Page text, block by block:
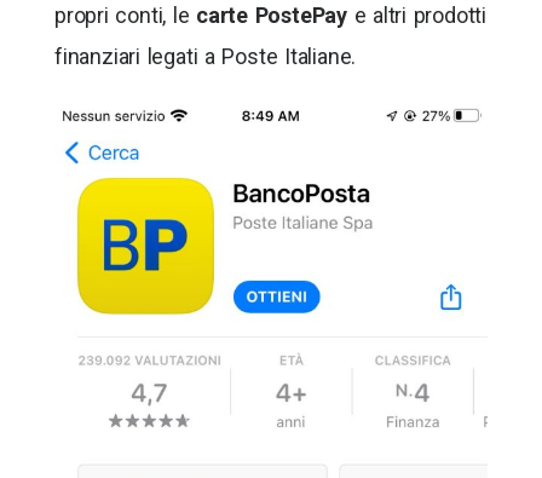
propri conti, le carte PostePay e altri prodotti
finanziari legati a Poste Italiane.